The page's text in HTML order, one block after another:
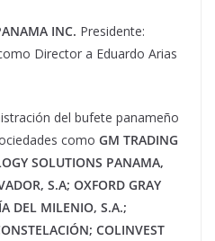
INC. Presidente:
Director a Eduardo Arias
del bufete panameño
como GM TRADING
SOLUTIONS PANAMA,
S.A; OXFORD GRAY
DEL MILENIO, S.A.;
COLINVEST